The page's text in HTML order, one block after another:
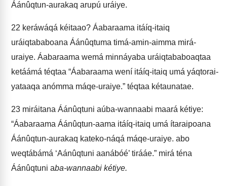
Áánûqtun-aurakaq arupú uráiye.
22 keráwáqá kéitaao? Áabaraama itáíq-itaiq
uráiqtababoana Áánûqtuma timá-amin-aimma mirá-
uraiye. Áabaraama wemá minnáyaba uráiqtababoaqtaa
ketáámá téqtaa “Áabaraama wení itáíq-itaiq umá yáqtorai-
yataaqa anómma máqe-uraiye.” téqtaa kétaunatae.
23 miráitana Áánûqtuni aúba-wannaabi maará kétiye:
“Áabaraama Áánûqtun-aama itáíq-itaiq umá ítaraipoana
Áánûqtun-aurakaq kateko-náqá máqe-uraiye. abo
weqtábámá ‘Aánûqtuni aanábóé’ tirááe.” mirá téna
Áánûqtuni aba-wannaabi kétiye.